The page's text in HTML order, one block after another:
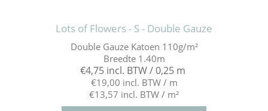
Lots of Flowers - S - Double Gauze
Double Gauze Katoen 110g/m²
Breedte 1.40m
€4,75 incl. BTW / 0,25 m
€19,00 incl. BTW / m
€13,57 incl. BTW / m²